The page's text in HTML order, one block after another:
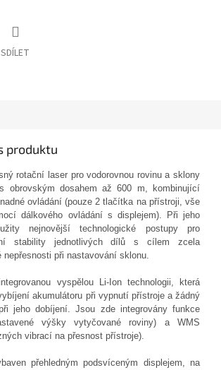
SDÍLET
produktu
rotační laser pro vodorovnou rovinu a sklony
dosahem až 600 m, kombinující
ovládání (pouze 2 tlačítka na přístroji, vše
dálkového ovládání s displejem). Při jeho
nejnovější technologické postupy pro
stability jednotlivých dílů s cílem zcela
nepřesnosti při nastavování sklonu.
vyspělou Li-Ion technologii, která
akumulátoru při vypnutí přístroje a žádný
jeho dobíjení. Jsou zde integrovány funkce
výšky vytyčované roviny) a WMS
vibrací na přesnost přístroje).
přehledným podsvíceným displejem, na